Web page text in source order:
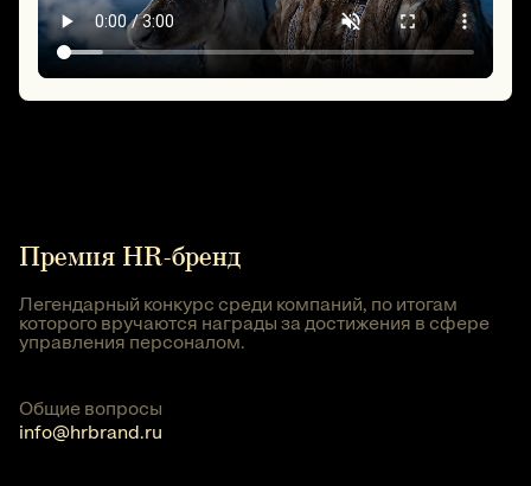
Премия HR-бренд
Легендарный конкурс среди компаний, по итогам
которого вручаются награды за достижения в сфере
управления персоналом.
Общие вопросы
info@hrbrand.ru